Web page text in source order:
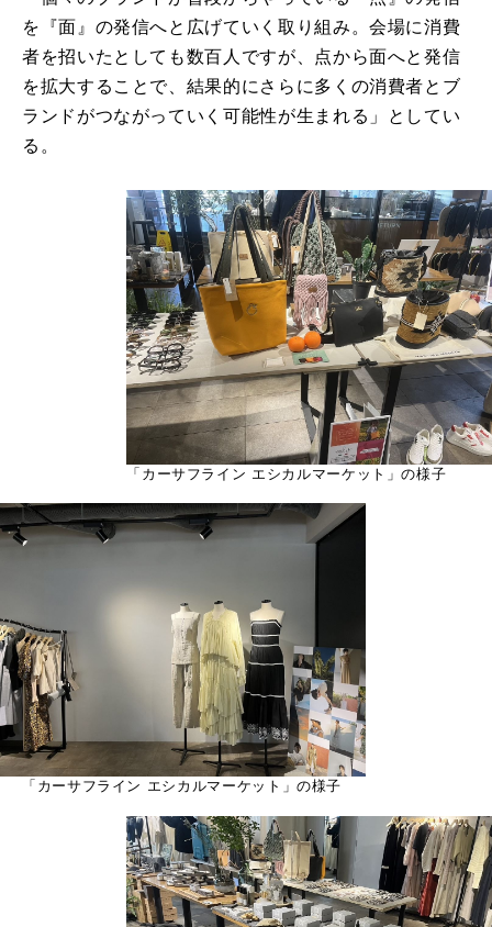
を『面』の発信へと広げていく取り組み。会場に消費
者を招いたとしても数百人ですが、点から面へと発信
を拡大することで、結果的にさらに多くの消費者とブ
ランドがつながっていく可能性が生まれる」としてい
る。
「カーサフライン エシカルマーケット」の様子
「カーサフライン エシカルマーケット」の様子